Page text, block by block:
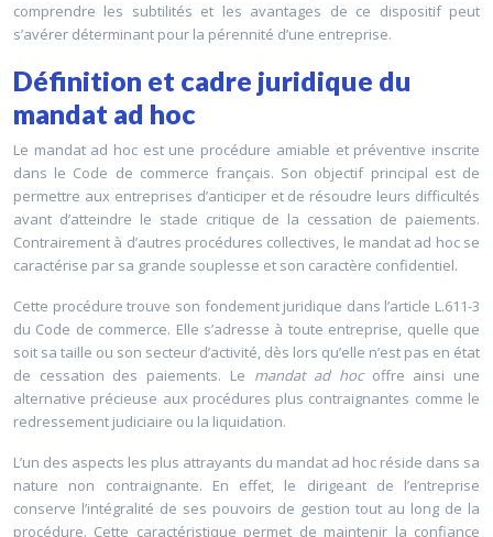
comprendre les subtilités et les avantages de ce dispositif peut
s’avérer déterminant pour la pérennité d’une entreprise.
Définition et cadre juridique du
mandat ad hoc
Le mandat ad hoc est une procédure amiable et préventive inscrite
dans le Code de commerce français. Son objectif principal est de
permettre aux entreprises d’anticiper et de résoudre leurs difficultés
avant d’atteindre le stade critique de la cessation de paiements.
Contrairement à d’autres procédures collectives, le mandat ad hoc se
caractérise par sa grande souplesse et son caractère confidentiel.
Cette procédure trouve son fondement juridique dans l’article L.611-3
du Code de commerce. Elle s’adresse à toute entreprise, quelle que
soit sa taille ou son secteur d’activité, dès lors qu’elle n’est pas en état
de cessation des paiements. Le mandat ad hoc offre ainsi une
alternative précieuse aux procédures plus contraignantes comme le
redressement judiciaire ou la liquidation.
L’un des aspects les plus attrayants du mandat ad hoc réside dans sa
nature non contraignante. En effet, le dirigeant de l’entreprise
conserve l’intégralité de ses pouvoirs de gestion tout au long de la
procédure. Cette caractéristique permet de maintenir la confiance